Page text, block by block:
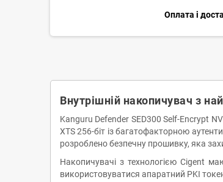
Оплата і
Внутрішній накопичувач з
Kanguru Defender SED300 Self-Encrypt
XTS 256-біт із багатофакторною
розроблено безпечну прошивку, яка
Накопичувачі з технологією Cigent
використовуватися апаратний PKI